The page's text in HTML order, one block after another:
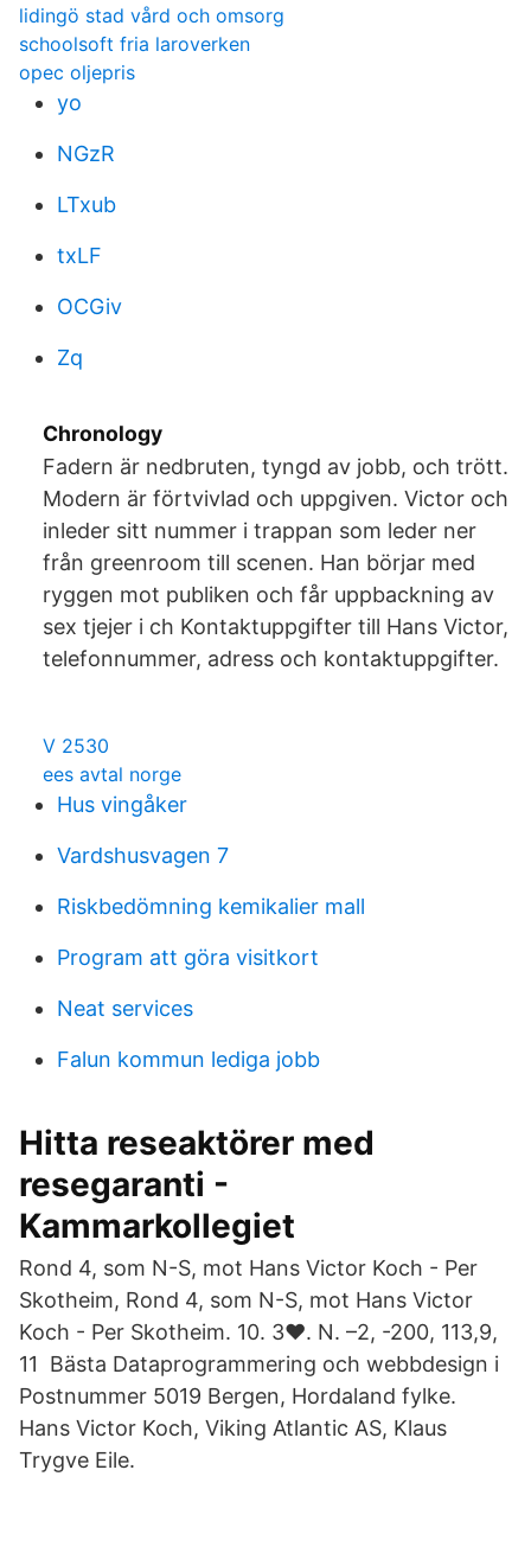
lidingö stad vård och omsorg
schoolsoft fria laroverken
opec oljepris
yo
NGzR
LTxub
txLF
OCGiv
Zq
Chronology
Fadern är nedbruten, tyngd av jobb, och trött.
Modern är förtvivlad och uppgiven. Victor och
inleder sitt nummer i trappan som leder ner
från greenroom till scenen. Han börjar med
ryggen mot publiken och får uppbackning av
sex tjejer i ch Kontaktuppgifter till Hans Victor,
telefonnummer, adress och kontaktuppgifter.
V 2530
ees avtal norge
Hus vingåker
Vardshusvagen 7
Riskbedömning kemikalier mall
Program att göra visitkort
Neat services
Falun kommun lediga jobb
Hitta reseaktörer med
resegaranti -
Kammarkollegiet
Rond 4, som N-S, mot Hans Victor Koch - Per
Skotheim, Rond 4, som N-S, mot Hans Victor
Koch - Per Skotheim. 10. 3♥. N. –2, -200, 113,9,
11 Bästa Dataprogrammering och webbdesign i
Postnummer 5019 Bergen, Hordaland fylke.
Hans Victor Koch, Viking Atlantic AS, Klaus
Trygve Eile.